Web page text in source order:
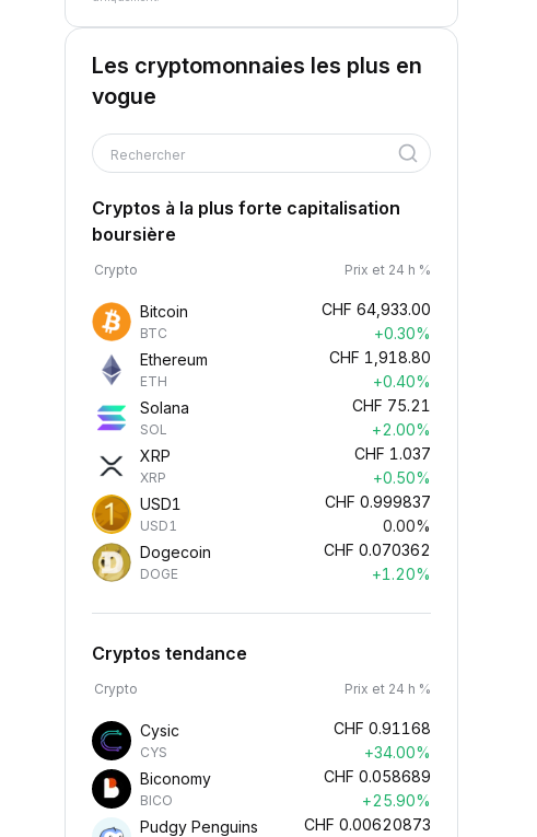
Les cryptomonnaies les plus en
vogue
Rechercher
Cryptos à la plus forte capitalisation
boursière
Crypto Prix et 24 h %
Bitcoin
BTC
CHF 64,933.00
+0.30%
Ethereum
ETH
CHF 1,918.80
+0.40%
Solana
SOL
CHF 75.21
+2.00%
XRP
XRP
CHF 1.037
+0.50%
USD1
USD1
CHF 0.999837
0.00%
Dogecoin
DOGE
CHF 0.070362
+1.20%
Cryptos tendance
Crypto Prix et 24 h %
Cysic
CYS
CHF 0.91168
+34.00%
Biconomy
BICO
CHF 0.058689
+25.90%
Pudgy Penguins
CHF 0.00620873